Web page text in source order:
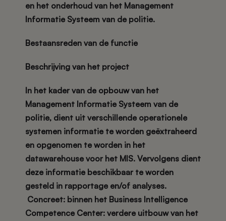
en het onderhoud van het Management
Informatie Systeem van de politie.
Bestaansreden van de functie
Beschrijving van het project
In het kader van de opbouw van het
Management Informatie Systeem van de
politie, dient uit verschillende operationele
systemen informatie te worden geëxtraheerd
en opgenomen te worden in het
datawarehouse voor het MIS. Vervolgens dient
deze informatie beschikbaar te worden
gesteld in rapportage en/of analyses.
Concreet: binnen het Business Intelligence
Competence Center: verdere uitbouw van het